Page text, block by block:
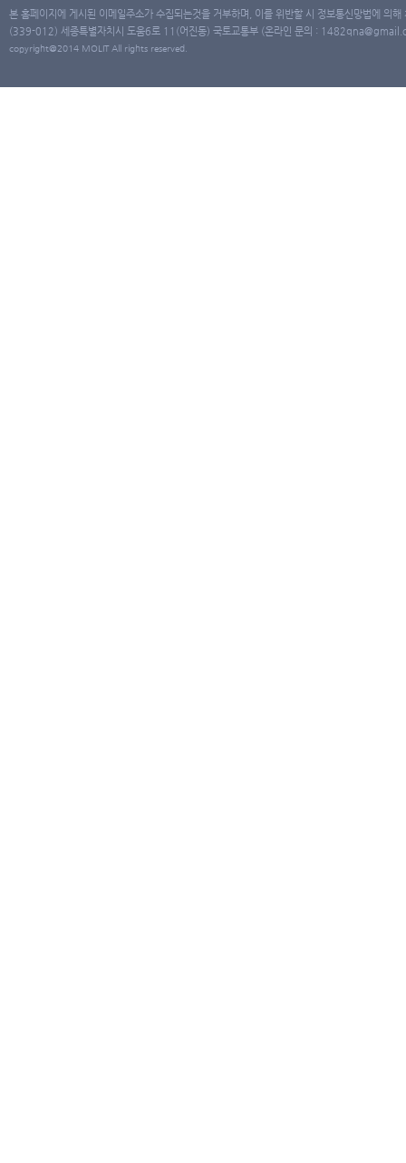
본 홈페이지에 게시된 이메일주소가 수집되는것을 거부하며, 이를 위반할 시 정보통신망법에 의
(339-012) 세종특별자치시 도움6로 11(어진동) 국토교통부 (온라인 문의 :
copyright@2014 MOLIT All rights reserved.